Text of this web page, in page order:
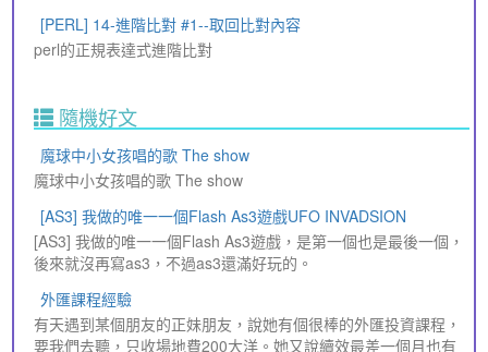
[PERL] 14-進階比對 #1--取回比對內容
perl的正規表達式進階比對
隨機好文
魔球中小女孩唱的歌 The show
魔球中小女孩唱的歌 The show
[AS3] 我做的唯一一個Flash As3遊戲UFO INVADSION
[AS3] 我做的唯一一個Flash As3遊戲，是第一個也是最後一個，
後來就沒再寫as3，不過as3還滿好玩的。
外匯課程經驗
有天遇到某個朋友的正妹朋友，說她有個很棒的外匯投資課程，
要我們去聽，只收場地費200大洋。她又說續效最差一個月也有